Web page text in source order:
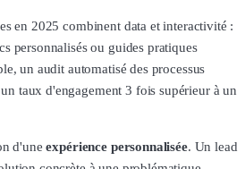
en 2025 combinent data et interactivité :
personnalisés ou guides pratiques
un audit automatisé des processus
taux d'engagement 3 fois supérieur à un
d'uneexpérience personnalisée. Un lead